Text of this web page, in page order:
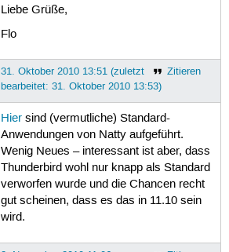
Liebe Grüße,
Flo
Zitieren
31. Oktober 2010 13:51 (zuletzt
bearbeitet: 31. Oktober 2010 13:53)
Hiersind (vermutliche) Standard-
Anwendungen von Natty aufgeführt.
Wenig Neues – interessant ist aber, dass
Thunderbird wohl nur knapp als Standard
verworfen wurde und die Chancen recht
gut scheinen, dass es das in 11.10 sein
wird.